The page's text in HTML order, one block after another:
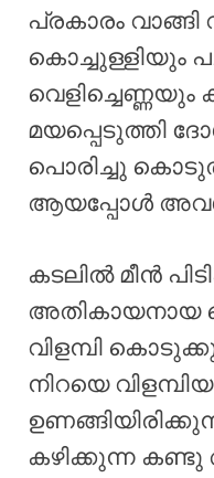
പ്രകാരം വാങ്ങി
കൊച്ചുള്ളിയും
വെളിച്ചെണ്ണയും
മയപ്പെടുത്തി
പൊരിച്ചു
ആയപ്പോൾ
കടലിൽ മീൻ
അതികായനായ
വിളമ്പി
നിറയെ
കഴിക്കുന്ന കണ്ടു